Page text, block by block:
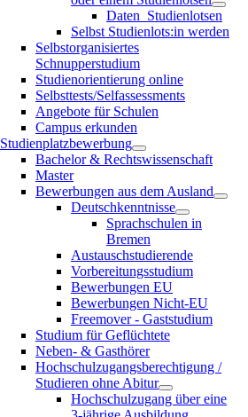
Daten_Studienlotsen
Selbst Studienlots:in werden
Selbstorganisiertes
Schnupperstudium
Studienorientierung online
Selbsttests/Selfassessments
Angebote für Schulen
Campus erkunden
Studienplatzbewerbung
Bachelor & Rechtswissenschaft
Master
Bewerbungen aus dem Ausland
Deutschkenntnisse
Sprachschulen in
Bremen
Austauschstudierende
Vorbereitungsstudium
Bewerbungen EU
Bewerbungen Nicht-EU
Freemover - Gaststudium
Studium für Geflüchtete
Neben- & Gasthörer
Hochschulzugangsberechtigung /
Studieren ohne Abitur
Hochschulzugang über eine